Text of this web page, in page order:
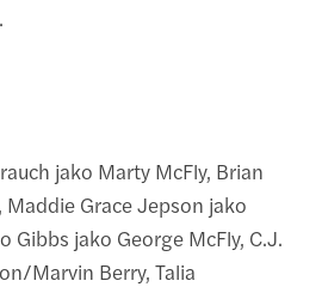
jako Marty McFly, Brian
Grace Jepson jako
Gibbs jako George McFly, C.J.
Marvin Berry, Talia